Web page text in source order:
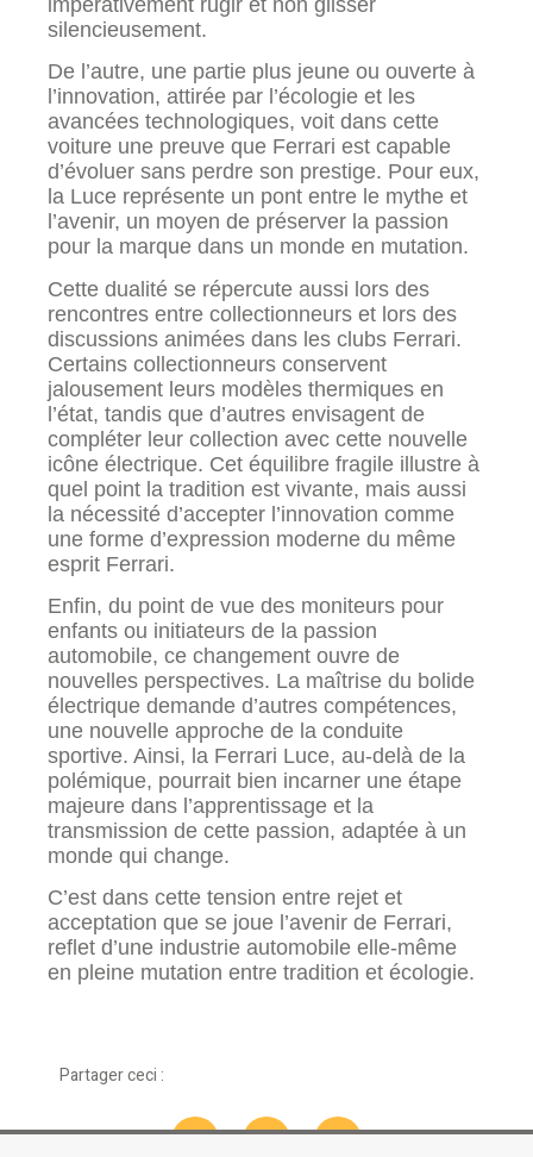
silencieusement.
De l’autre, une partie plus jeune ou ouverte à
l’innovation, attirée par l’écologie et les
avancées technologiques, voit dans cette
voiture une preuve que Ferrari est capable
d’évoluer sans perdre son prestige. Pour eux,
la Luce représente un pont entre le mythe et
l’avenir, un moyen de préserver la passion
pour la marque dans un monde en mutation.
Cette dualité se répercute aussi lors des
rencontres entre collectionneurs et lors des
discussions animées dans les clubs Ferrari.
Certains collectionneurs conservent
jalousement leurs modèles thermiques en
l’état, tandis que d’autres envisagent de
compléter leur collection avec cette nouvelle
icône électrique. Cet équilibre fragile illustre à
quel point la tradition est vivante, mais aussi
la nécessité d’accepter l’innovation comme
une forme d’expression moderne du même
esprit Ferrari.
Enfin, du point de vue des moniteurs pour
enfants ou initiateurs de la passion
automobile, ce changement ouvre de
nouvelles perspectives. La maîtrise du bolide
électrique demande d’autres compétences,
une nouvelle approche de la conduite
sportive. Ainsi, la Ferrari Luce, au-delà de la
polémique, pourrait bien incarner une étape
majeure dans l’apprentissage et la
transmission de cette passion, adaptée à un
monde qui change.
C’est dans cette tension entre rejet et
acceptation que se joue l’avenir de Ferrari,
reflet d’une industrie automobile elle-même
en pleine mutation entre tradition et écologie.
Partager ceci :